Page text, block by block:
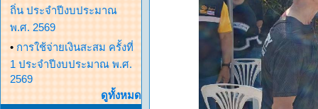
ถิ่น ประจำปีงบประมาณ
พ.ศ. 2569
• การใช้จ่ายเงินสะสม ครั้งที่
1 ประจำปีงบประมาณ พ.ศ.
2569
ดูทั้งหมด